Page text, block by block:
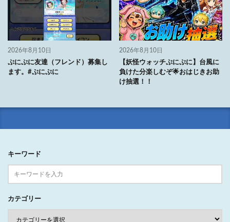
2026年8月10日
ぷにぷに友達（フレンド）募集し
ます。#ぷにぷに
2026年8月10日
【妖怪ウォッチぷにぷに】台風に
負けた分楽しむぞ🌟おはじきお助
け抽選！！
キーワード
カテゴリー